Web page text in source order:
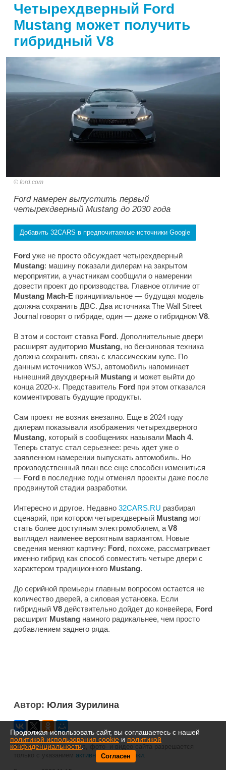
Четырехдверный Ford
Mustang может получить
гибридный V8
ford.com
Ford намерен выпустить первый
четырехдверный Mustang до 2030 года
Добавить 32CARS в предпочитаемые источники Google
Ford уже не просто обсуждает четырехдверный
Mustang: машину показали дилерам на закрытом
мероприятии, а участникам сообщили о намерении
довести проект до производства. Главное отличие от
Mustang Mach-E принципиальное — будущая модель
должна сохранить ДВС. Два источника The Wall Street
Journal говорят о гибриде, один — даже о гибридном V8.
В этом и состоит ставка Ford. Дополнительные двери
расширят аудиторию Mustang, но бензиновая техника
должна сохранить связь с классическим купе. По
данным источников WSJ, автомобиль напоминает
нынешний двухдверный Mustang и может выйти до
конца 2020-х. Представитель Ford при этом отказался
комментировать будущие продукты.
Сам проект не возник внезапно. Еще в 2024 году
дилерам показывали изображения четырехдверного
Mustang, который в сообщениях называли Mach 4.
Теперь статус стал серьезнее: речь идет уже о
заявленном намерении выпускать автомобиль. Но
производственный план все еще способен измениться
— Ford в последние годы отменял проекты даже после
продвинутой стадии разработки.
Интересно и другое. Недавно 32CARS.RU разбирал
сценарий, при котором четырехдверный Mustang мог
стать более доступным электромобилем, а V8
выглядел наименее вероятным вариантом. Новые
сведения меняют картину: Ford, похоже, рассматривает
именно гибрид как способ совместить четыре двери с
характером традиционного Mustang.
До серийной премьеры главным вопросом остается не
количество дверей, а силовая установка. Если
гибридный V8 действительно дойдет до конвейера, Ford
расширит Mustang намного радикальнее, чем просто
добавлением заднего ряда.
Автор: Юлия Зурилина
Использование текстов, фото- и видео сайта разрешается
только с указанием активной гиперссылки
Продолжая использовать сайт, вы соглашаетесь с нашей
политикой использования cookie и политикой
конфиденциальности.
Согласен